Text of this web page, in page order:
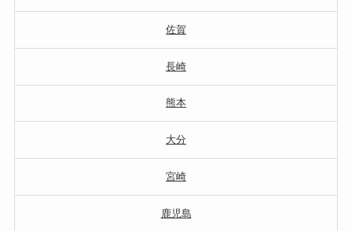
佐賀
長崎
熊本
大分
宮崎
鹿児島